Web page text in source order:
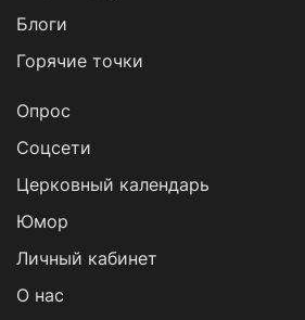
Блоги
Горячие точки
Опрос
Cоцсети
Церковный календарь
Юмор
Личный кабинет
О нас